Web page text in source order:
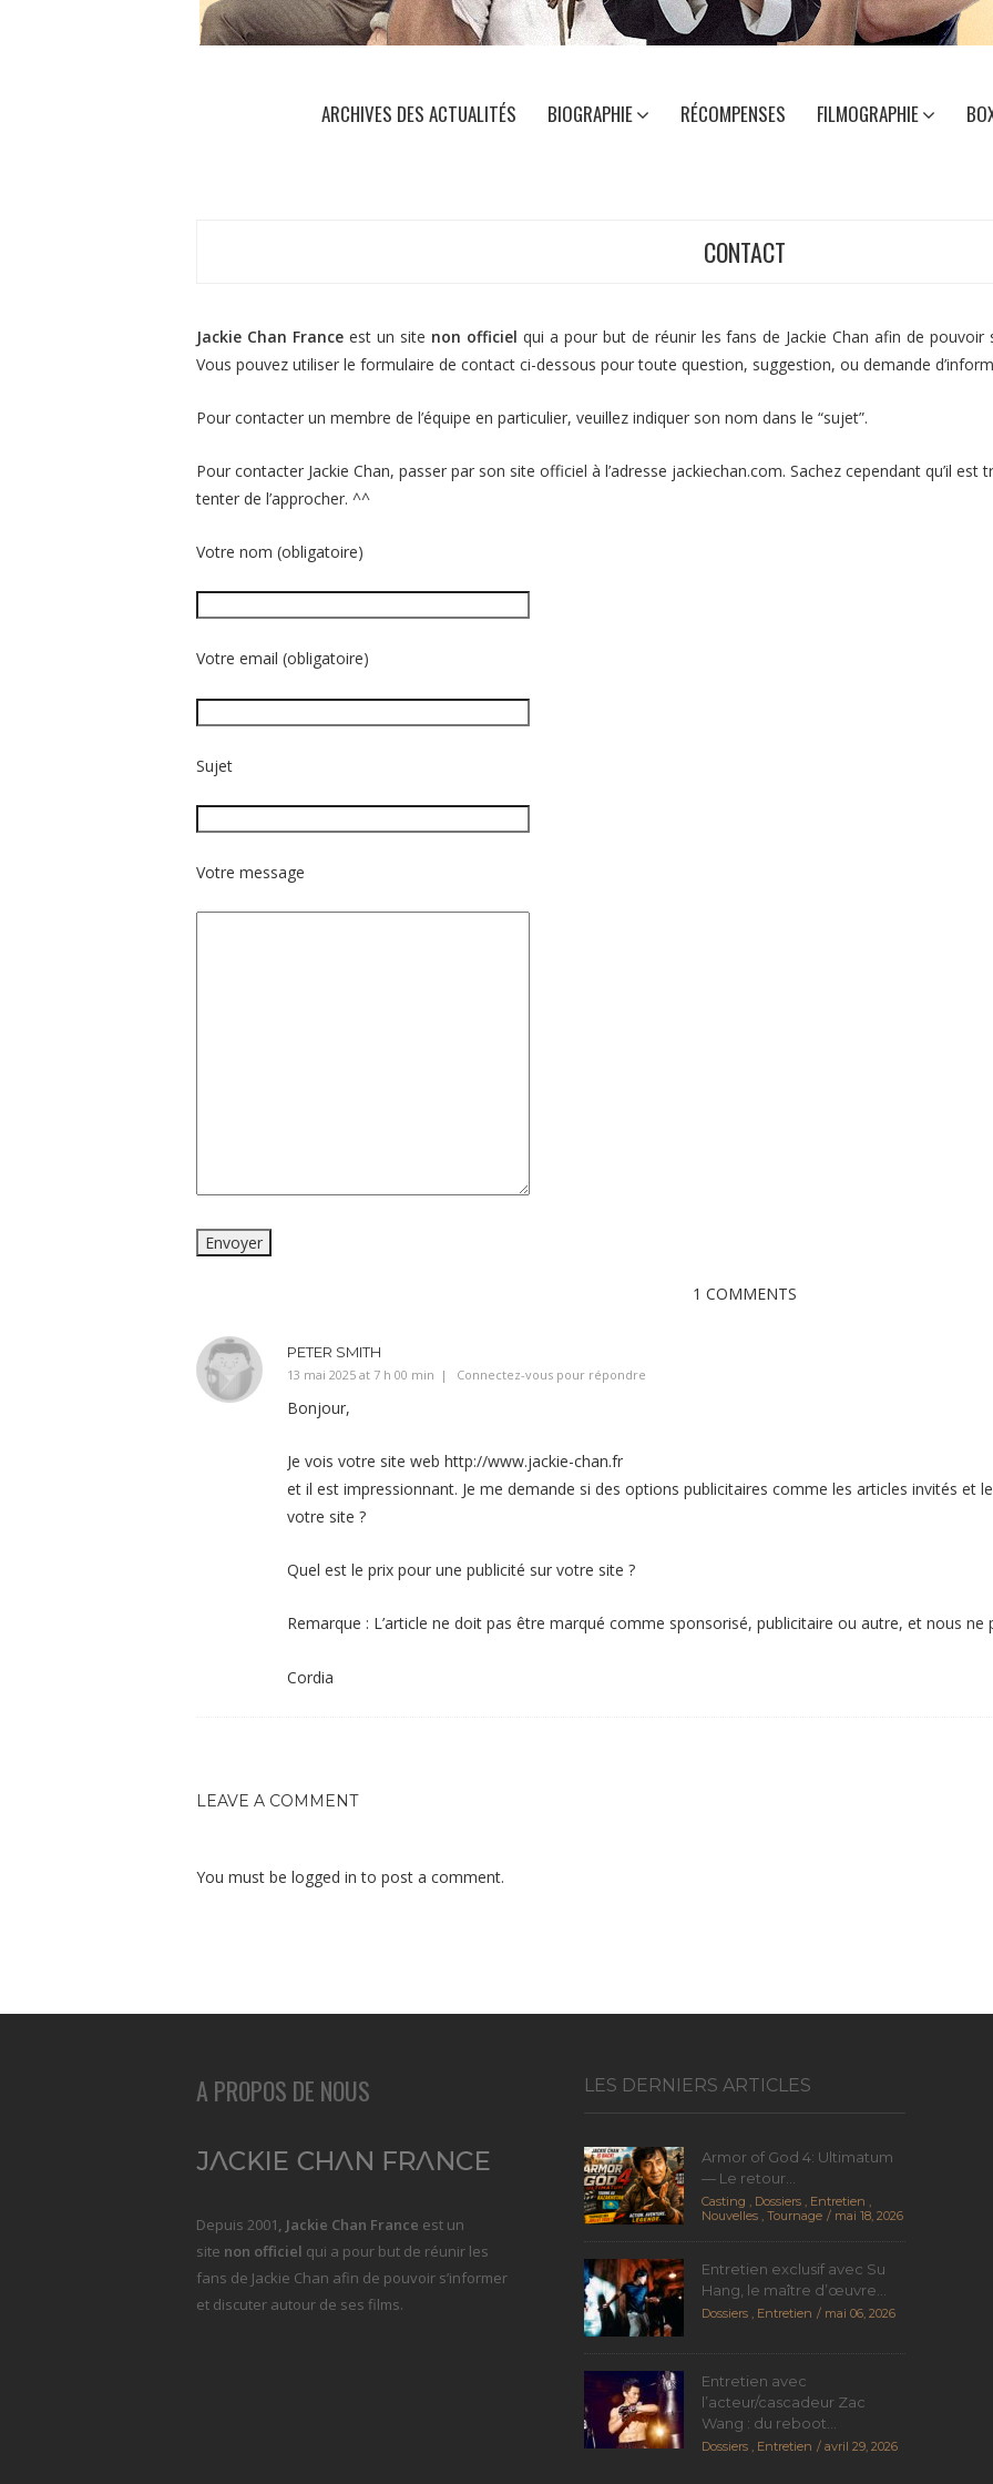
ARCHIVES DES ACTUALITÉS BIOGRAPHIE RÉCOMPENSES FILMOGRAPHIE
CONTACT
Jackie Chan Franceest un site non officiel qui a pour but de réunir les fans de Jackie Chan afin de
Vous pouvez utiliser le formulaire de contact ci-dessous pour toute question, suggestion, ou demande
Pour contacter un membre de l’équipe en particulier, veuillez indiquer son nom dans le “sujet”.
Pour contacter Jackie Chan, passer par son site officiel à l’adresse jackiechan.com. Sachez cependant qu’il
tenter de l’approcher. ^^
Votre nom (obligatoire)
Votre email (obligatoire)
Sujet
Votre message
1 COMMENTS
PETER SMITH
13 mai 2025 at 7 h 00 min Connectez-vous pour répondre
Bonjour,
Je vois votre site web http://www.jackie-chan.fr
et il est impressionnant. Je me demande si des options publicitaires comme les articles invités et
votre site ?
Quel est le prix pour une publicité sur votre site ?
Remarque : L’article ne doit pas être marqué comme sponsorisé, publicitaire ou autre, et nous ne
Cordia
LEAVE A COMMENT
You must be logged in to post a comment.
A PROPOS DE NOUS
Depuis 2001, Jackie Chan France est un
site non officiel qui a pour but de réunir les
fans de Jackie Chan afin de pouvoir s’informer
et discuter autour de ses films.
LES DERNIERS ARTICLES
Armor of God 4: Ultimatum
— Le retour...
Casting Dossiers Entretien
Nouvelles Tournage mai 18, 2026
Entretien exclusif avec Su
Hang, le maître d’œuvre...
Dossiers Entretien mai 06, 2026
Entretien avec
l’acteur/cascadeur Zac
Wang : du reboot...
Dossiers Entretien avril 29, 2026